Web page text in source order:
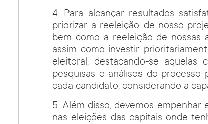
4. Para alcançar resultados
priorizar a reeleição de nosso
bem como a reeleição de nossas
assim como investir
eleitoral, destacando-se
pesquisas e análises do
cada candidato, considerando a
5. Além disso, devemos empenhar
nas eleições das capitais onde